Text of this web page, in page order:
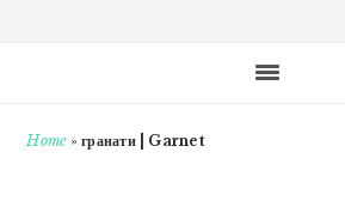
Home»гранати | Garnet